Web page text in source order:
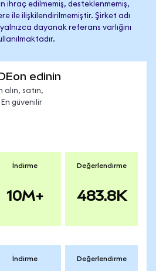
ihraç edilmemiş, desteklenmemiş,
ile ilişkilendirilmemiştir. Şirket adı
dayanak referans varlığını
edinin
alın, satın,
güvenilir
İndirme
10M+
Değerlendirme
483.8K
İndirme Değerlendirme